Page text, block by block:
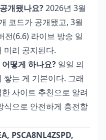
개됐나요?2026년 3월
코드가 공개됐고, 3월
전(6.6) 라이브 방송 일
미리 공지된다.
떻게 하나요? 일일 의
쌓는 게 기본이다. 그래
사이트 추천으로 알려
으로 안전하게 충전할
PSCA8NL4ZSPD,